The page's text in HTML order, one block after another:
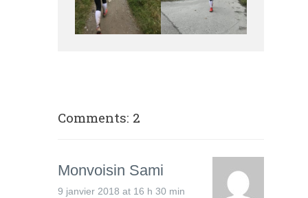
Comments: 2
Monvoisin Sami
9 janvier 2018 at 16 h 30 min